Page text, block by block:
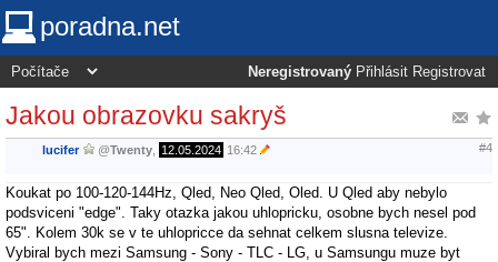
poradna.net
Neregistrovaný Přihlásit Registrovat
Jakou obrazovku sakryš
lucifer @Twenty 12.05.2024 16:42 #4
Koukat po 100-120-144Hz, Qled, Neo Qled, Oled. U Qled aby nebylo
podsviceni "edge". Taky otazka jakou uhlopricku, osobne bych nesel pod
65". Kolem 30k se v te uhlopricce da sehnat celkem slusna televize.
Vybiral bych mezi Samsung - Sony - TLC - LG, u Samsungu muze byt